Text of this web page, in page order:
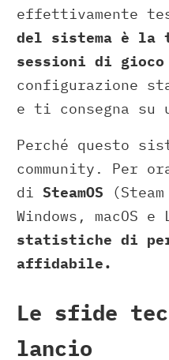
effettivamente
del sistema è la
sessioni di
configurazione
e ti consegna su
Perché questo
community. Per
di SteamOS
Windows, macOS
statistiche di
affidabile.
Le sfide
lancio